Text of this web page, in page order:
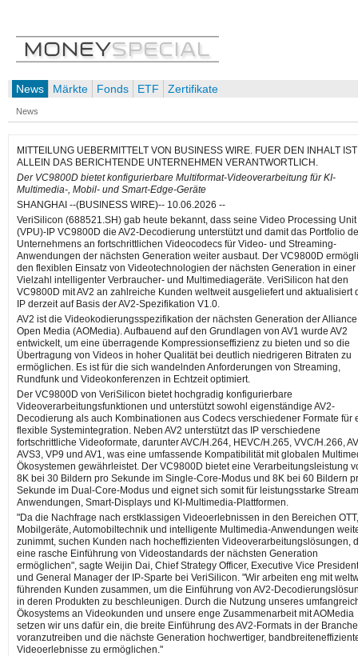
News Märkte Fonds ETF Zertifikate
News
MITTEILUNG UEBERMITTELT VON BUSINESS WIRE. FUER DEN INHALT IST
ALLEIN DAS BERICHTENDE UNTERNEHMEN VERANTWORTLICH.
Der VC9800D bietet konfigurierbare Multiformat-Videoverarbeitung für KI-
Multimedia-, Mobil- und Smart-Edge-Geräte
SHANGHAI --(BUSINESS WIRE)-- 10.06.2026 --
VeriSilicon (688521.SH) gab heute bekannt, dass seine Video Processing Unit
(VPU)-IP VC9800D die AV2-Decodierung unterstützt und damit das Portfolio
Unternehmens an fortschrittlichen Videocodecs für Video- und Streaming-
Anwendungen der nächsten Generation weiter ausbaut. Der VC9800D
den flexiblen Einsatz von Videotechnologien der nächsten Generation in einer
Vielzahl intelligenter Verbraucher- und Multimediageräte. VeriSilicon hat den
VC9800D mit AV2 an zahlreiche Kunden weltweit ausgeliefert und aktualisiert
IP derzeit auf Basis der AV2-Spezifikation V1.0.
AV2 ist die Videokodierungsspezifikation der nächsten Generation der
Open Media (AOMedia). Aufbauend auf den Grundlagen von AV1 wurde AV2
entwickelt, um eine überragende Kompressionseffizienz zu bieten und so die
Übertragung von Videos in hoher Qualität bei deutlich niedrigeren Bitraten zu
ermöglichen. Es ist für die sich wandelnden Anforderungen von Streaming,
Rundfunk und Videokonferenzen in Echtzeit optimiert.
Der VC9800D von VeriSilicon bietet hochgradig konfigurierbare
Videoverarbeitungsfunktionen und unterstützt sowohl eigenständige AV2-
Decodierung als auch Kombinationen aus Codecs verschiedener Formate für
flexible Systemintegration. Neben AV2 unterstützt das IP verschiedene
fortschrittliche Videoformate, darunter AVC/H.264, HEVC/H.265, VVC/H.266,
AVS3, VP9 und AV1, was eine umfassende Kompatibilität mit globalen
Ökosystemen gewährleistet. Der VC9800D bietet eine Verarbeitungsleistung
8K bei 30 Bildern pro Sekunde im Single-Core-Modus und 8K bei 60 Bildern
Sekunde im Dual-Core-Modus und eignet sich somit für leistungsstarke
Anwendungen, Smart-Displays und KI-Multimedia-Plattformen.
"Da die Nachfrage nach erstklassigen Videoerlebnissen in den Bereichen OTT,
Mobilgeräte, Automobiltechnik und intelligente Multimedia-Anwendungen
zunimmt, suchen Kunden nach hocheffizienten Videoverarbeitungslösungen,
eine rasche Einführung von Videostandards der nächsten Generation
ermöglichen", sagte Weijin Dai, Chief Strategy Officer, Executive Vice President
und General Manager der IP-Sparte bei VeriSilicon. "Wir arbeiten eng mit
führenden Kunden zusammen, um die Einführung von AV2-
in deren Produkten zu beschleunigen. Durch die Nutzung unseres
Ökosystems an Videokunden und unsere enge Zusammenarbeit mit AOMedia
setzen wir uns dafür ein, die breite Einführung des AV2-Formats in der Branche
voranzutreiben und die nächste Generation hochwertiger,
Videoerlebnisse zu ermöglichen."